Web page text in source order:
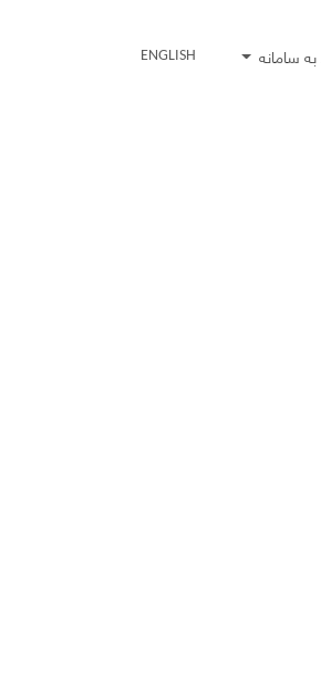
سامانه ENGLISH